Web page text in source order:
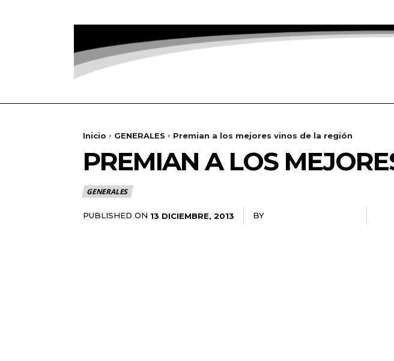
Inicio GENERALES Premian a los mejores vinos de la región
PREMIAN A LOS
GENERALES
PUBLISHED ON 13 DICIEMBRE, 2013 BY